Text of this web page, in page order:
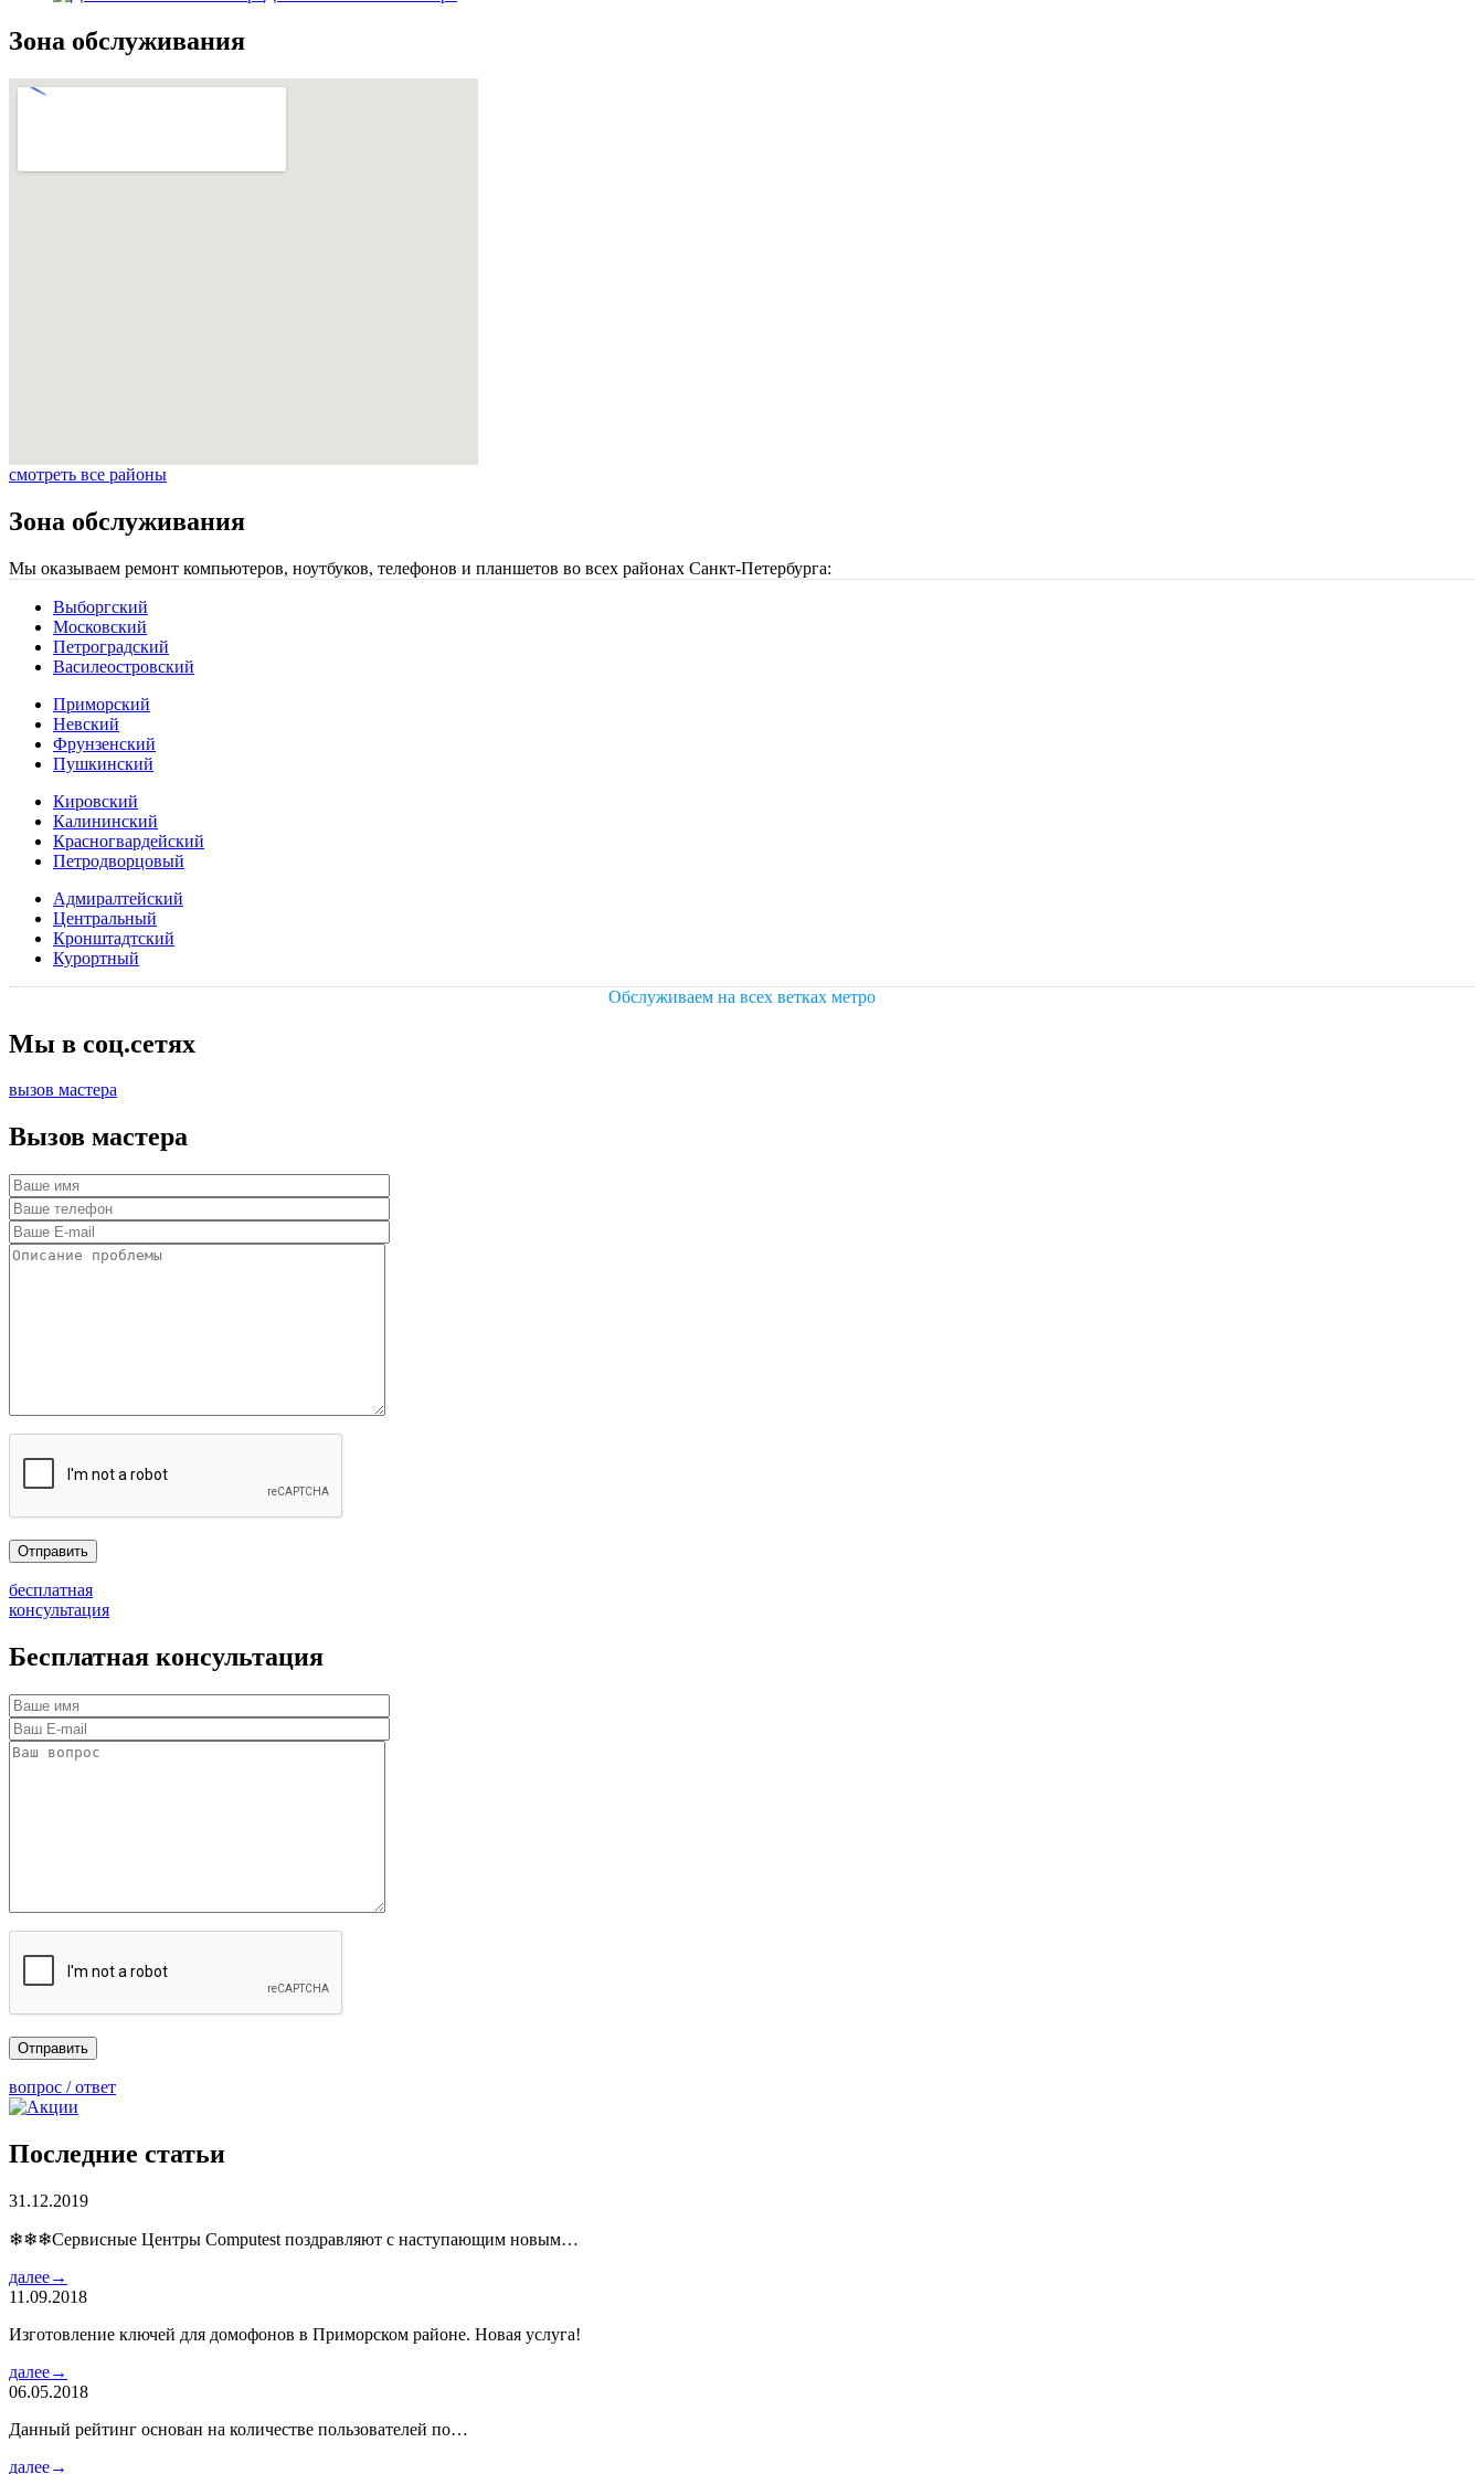
Зона обслуживания
смотреть все районы
Зона обслуживания
Мы оказываем ремонт компьютеров, ноутбуков, телефонов и планшетов во всех районах Санкт-Петербурга:
Выборгский
Московский
Петроградский
Василеостровский
Приморский
Невский
Фрунзенский
Пушкинский
Кировский
Калининский
Красногвардейский
Петродворцовый
Адмиралтейский
Центральный
Кронштадтский
Курортный
Обслуживаем на всех ветках метро
Мы в соц.сетях
вызов мастера
Вызов мастера
бесплатная
консультация
Бесплатная консультация
вопрос / ответ
Последние статьи
31.12.2019
❄❄❄Сервисные Центры Computest поздравляют с наступающим новым…
далее→
11.09.2018
Изготовление ключей для домофонов в Приморском районе. Новая услуга!
далее→
06.05.2018
Данный рейтинг основан на количестве пользователей по…
далее→